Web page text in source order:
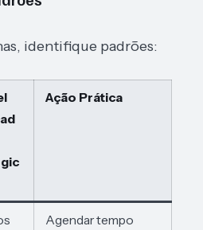
identifique padrões:
Ação Prática
Agendar tempo